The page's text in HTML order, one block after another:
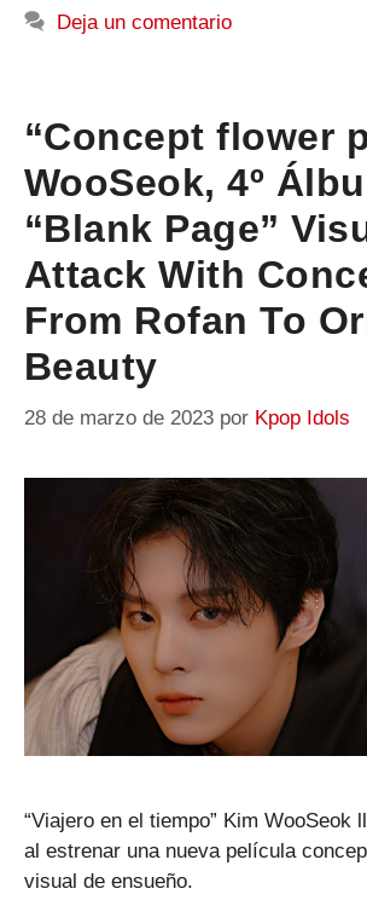
Deja un comentario
“Concept flower
WooSeok, 4º
“Blank Page”
Attack With
From Rofan To
Beauty
28 de marzo de 2023 por Kpop Idols
“Viajero en el tiempo” Kim WooSeok
al estrenar una nueva película
visual de ensueño.